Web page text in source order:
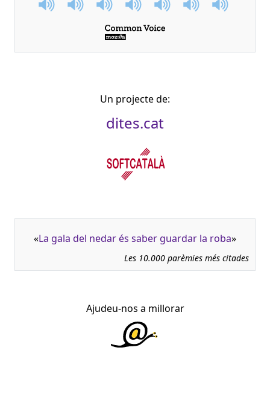
Un projecte de:
dites.cat
«La gala del nedar és saber guardar la roba»
Les 10.000 parèmies més citades
Ajudeu-nos a millorar